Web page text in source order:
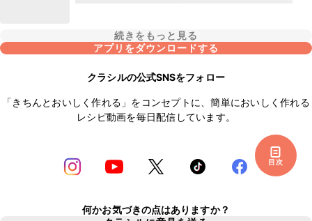
目次
続きをもっと見る
アプリをダウンロードする
クラシルの公式SNSをフォロー
「きちんとおいしく作れる」をコンセプトに、簡単においしく作れる
レシピ動画を毎日配信しています。
何かお気づきの点はありますか？